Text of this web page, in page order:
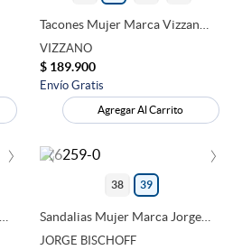
Tacones Mujer Marca Vizzano
VIZZANO
$ 189.900
Envío Gratis
Agregar Al Carrito
› ‹ ›
39
38
Sandalias Mujer Marca Jorge
JORGE BISCHOFF